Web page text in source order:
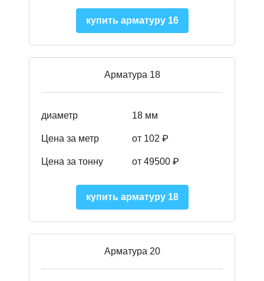
купить арматуру 16
Арматура 18
диаметр 18 мм
Цена за метр от 102 ₽
Цена за тонну от 49500 ₽
купить арматуру 18
Арматура 20